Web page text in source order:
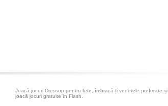
Joacă jocuri Dressup pentru fete, îmbracă-ți vedetele preferate și
joacă jocuri gratuite în Flash.